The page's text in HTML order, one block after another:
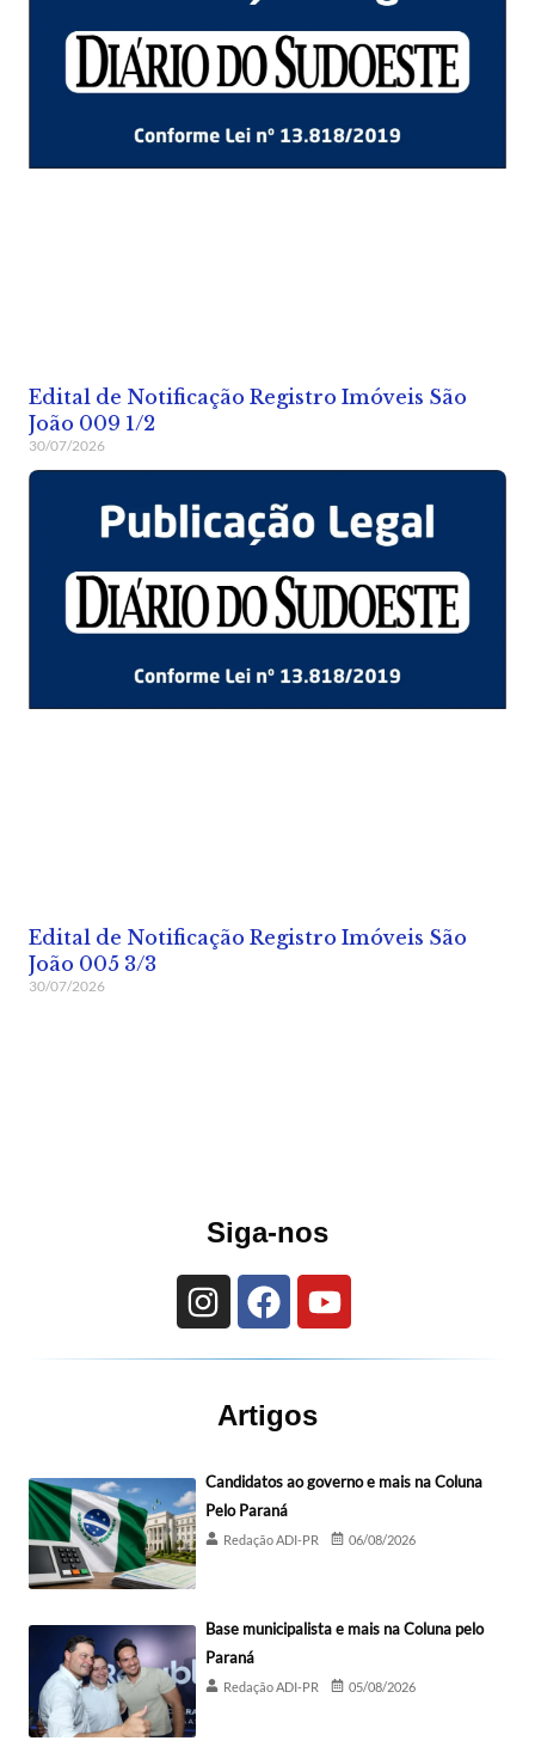
Edital de Notificação Registro Imóveis São
João 009 1/2
30/07/2026
Edital de Notificação Registro Imóveis São
João 005 3/3
30/07/2026
Siga-nos
Artigos
Candidatos ao governo e mais na Coluna
Pelo Paraná
Redação ADI-PR 06/08/2026
Base municipalista e mais na Coluna pelo
Paraná
Redação ADI-PR 05/08/2026